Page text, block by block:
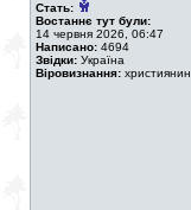
Стать:
Востаннє тут були:
14 червня 2026, 06:47
Написано: 4694
Звідки: Україна
Віровизнання: християнин